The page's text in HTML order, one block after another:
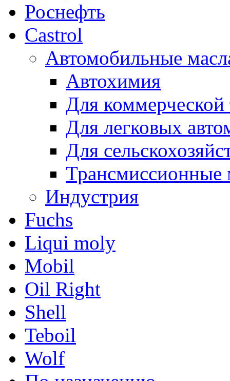
Роснефть
Castrol
Автомобильные
Автохимия
Для коммерческой
Для легковых
Для
Трансмиссионные
Индустрия
Fuchs
Liqui moly
Mobil
Oil Right
Shell
Teboil
Wolf